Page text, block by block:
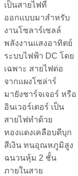
เป็นสายไฟที่
ออกแบบมาสำหรับ
งานโซลาร์เซลล์
พลังงานแสงอาทิตย์
ระบบไฟฟ้า DC โดย
เฉพาะ สายไฟต่อ
จากแผงโซล่าร์
มายังชาร์จเจอร์ หรือ
อินเวอร์เตอร์ เป็น
สายไฟทำด้วย
ทองแดงเคลือบดีบุก
สีเงิน ทนอุณหภูมิสูง
ฉนวนหุ้ม 2 ชั้น
ภายในสาย